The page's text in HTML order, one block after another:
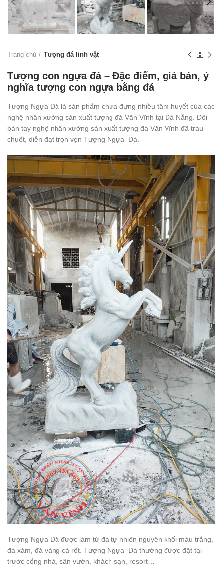
Trang chủ Tượng đá linh vật
Tượng con ngựa đá – Đặc điểm, giá bán, ý
nghĩa tượng con ngựa bằng đá
Tượng Ngựa Đá là sản phẩm chứa đựng nhiều tâm huyết của các
nghệ nhân xưởng sản xuất tượng đá Văn Vĩnh tại Đà Nẵng. Đôi
bàn tay nghệ nhân xưởng sản xuất tượng đá Văn Vĩnh đã trau
chuốt, diễn đạt trọn vẹn Tượng Ngựa Đá.
Tượng Ngựa Đá được làm từ đá tự nhiên nguyên khối màu trắng,
đá xám, đá vàng cà rốt. Tượng Ngựa Đá thường được đặt tại
trước cổng nhà, sân vườn, khách sạn, resort…